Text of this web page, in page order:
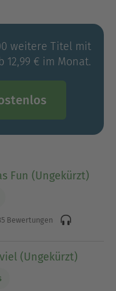
weitere Titel mit
12,99 € im Monat.
Fun (Ungekürzt)
Bewertungen
(Ungekürzt)